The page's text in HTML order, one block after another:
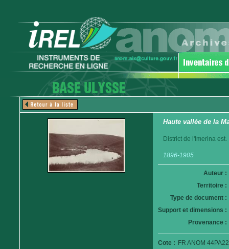
Haute vallée de la
District de l'Imerina est.
1896-1905
Auteur :
Territoire :
Type de document :
Support et dimensions :
Provenance :
Cote : FR ANOM